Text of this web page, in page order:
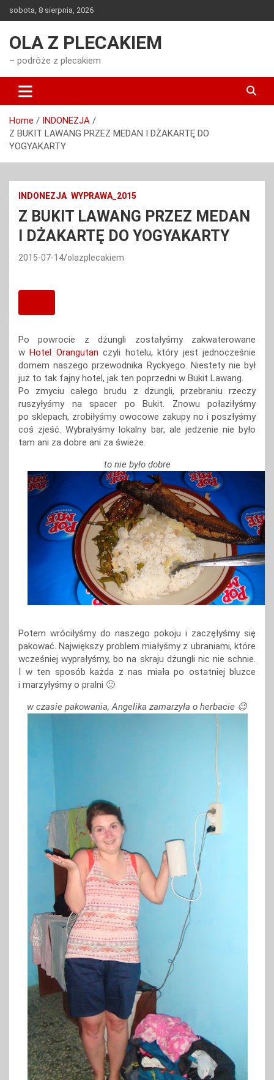
to
sobota, 8 sierpnia, 2026
OLA Z PLECAKIEM
– podróże z plecakiem
Home
INDONEZJA
Z BUKIT LAWANG PRZEZ MEDAN I DŻAKARTĘ DO
YOGYAKARTY
INDONEZJA WYPRAWA_2015
Z BUKIT LAWANG PRZEZ MEDAN
I DŻAKARTĘ DO YOGYAKARTY
2015-07-14 olazplecakiem
Po powrocie z dżungli zostałyśmy zakwaterowane
wHotel Orangutan czyli hotelu, który jest jednocześnie
domem naszego przewodnika Ryckyego. Niestety nie był
już to tak fajny hotel, jak ten poprzedni w Bukit Lawang.
Po zmyciu całego brudu z dżungli, przebraniu rzeczy
ruszyłyśmy na spacer po Bukit. Znowu połaziłyśmy
po sklepach, zrobiłyśmy owocowe zakupy no i poszłyśmy
coś zjeść. Wybrałyśmy lokalny bar, ale jedzenie nie było
tam ani za dobre ani za świeże.
to nie było dobre
Potem wróciłyśmy do naszego pokoju i zaczęłyśmy się
pakować. Największy problem miałyśmy z ubraniami, które
wcześniej wyprałyśmy, bo na skraju dżungli nic nie schnie.
I w ten sposób każda z nas miała po ostatniej bluzce
i marzyłyśmy o pralni 🙂
w czasie pakowania, Angelika zamarzyła o herbacie 😉